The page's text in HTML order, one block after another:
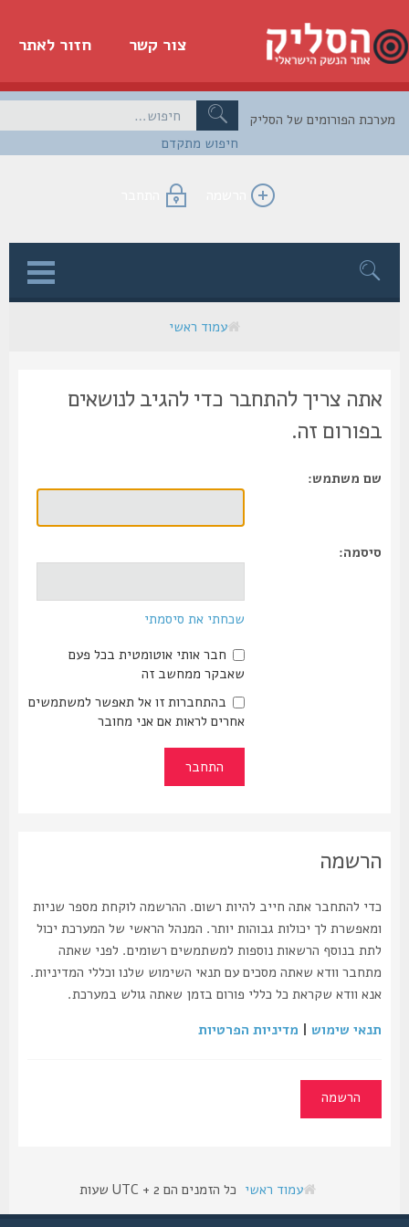
חזור לאתר צור קשר
חיפוש מתקדם
הפורומים של הסליק
הרשמה התחבר
עמוד ראשי
אתה צריך להתחבר כדי להגיב לנושאים
בפורום זה.
שם משתמש:
סיסמה:
שכחתי את סיסמתי
חבר אותי אוטומטית בכל פעם
שאבקר ממחשב זה
בהתחברות זו אל תאפשר למשתמשים
אחרים לראות אם אני מחובר
הרשמה
כדי להתחבר אתה חייב להיות רשום. ההרשמה לוקחת מספר שניות
ומאפשרת לך יכולות גבוהות יותר. המנהל הראשי של המערכת יכול
לתת בנוסף הרשאות נוספות למשתמשים רשומים. לפני שאתה
מתחבר וודא שאתה מסכים עם תנאי השימוש שלנו וכללי המדיניות.
אנא וודא שקראת כל כללי פורום בזמן שאתה גולש במערכת.
תנאי שימוש|מדיניות הפרטיות
הרשמה
עמוד ראשי כל הזמנים הם UTC + 2 שעות